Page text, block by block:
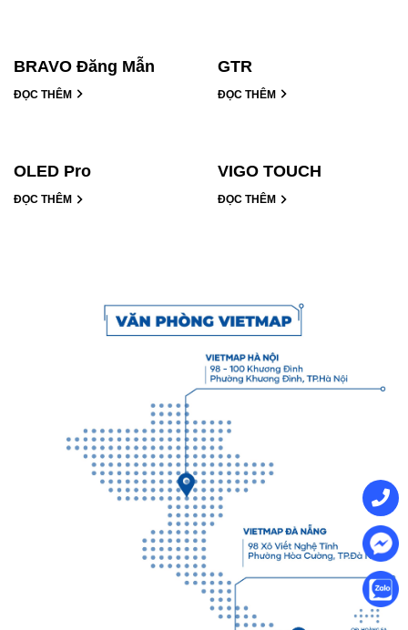
BRAVO Đăng Mẫn
ĐỌC THÊM
GTR
ĐỌC THÊM
OLED Pro
ĐỌC THÊM
VIGO TOUCH
ĐỌC THÊM